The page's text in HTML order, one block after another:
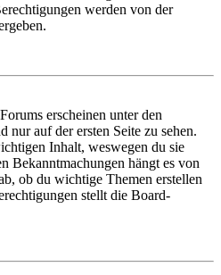
werden von der
erscheinen unter den
nur auf der ersten Seite zu sehen.
Inhalt, weswegen du sie
Bekanntmachungen hängt es von
ob du wichtige Themen erstellen
stellt die Board-